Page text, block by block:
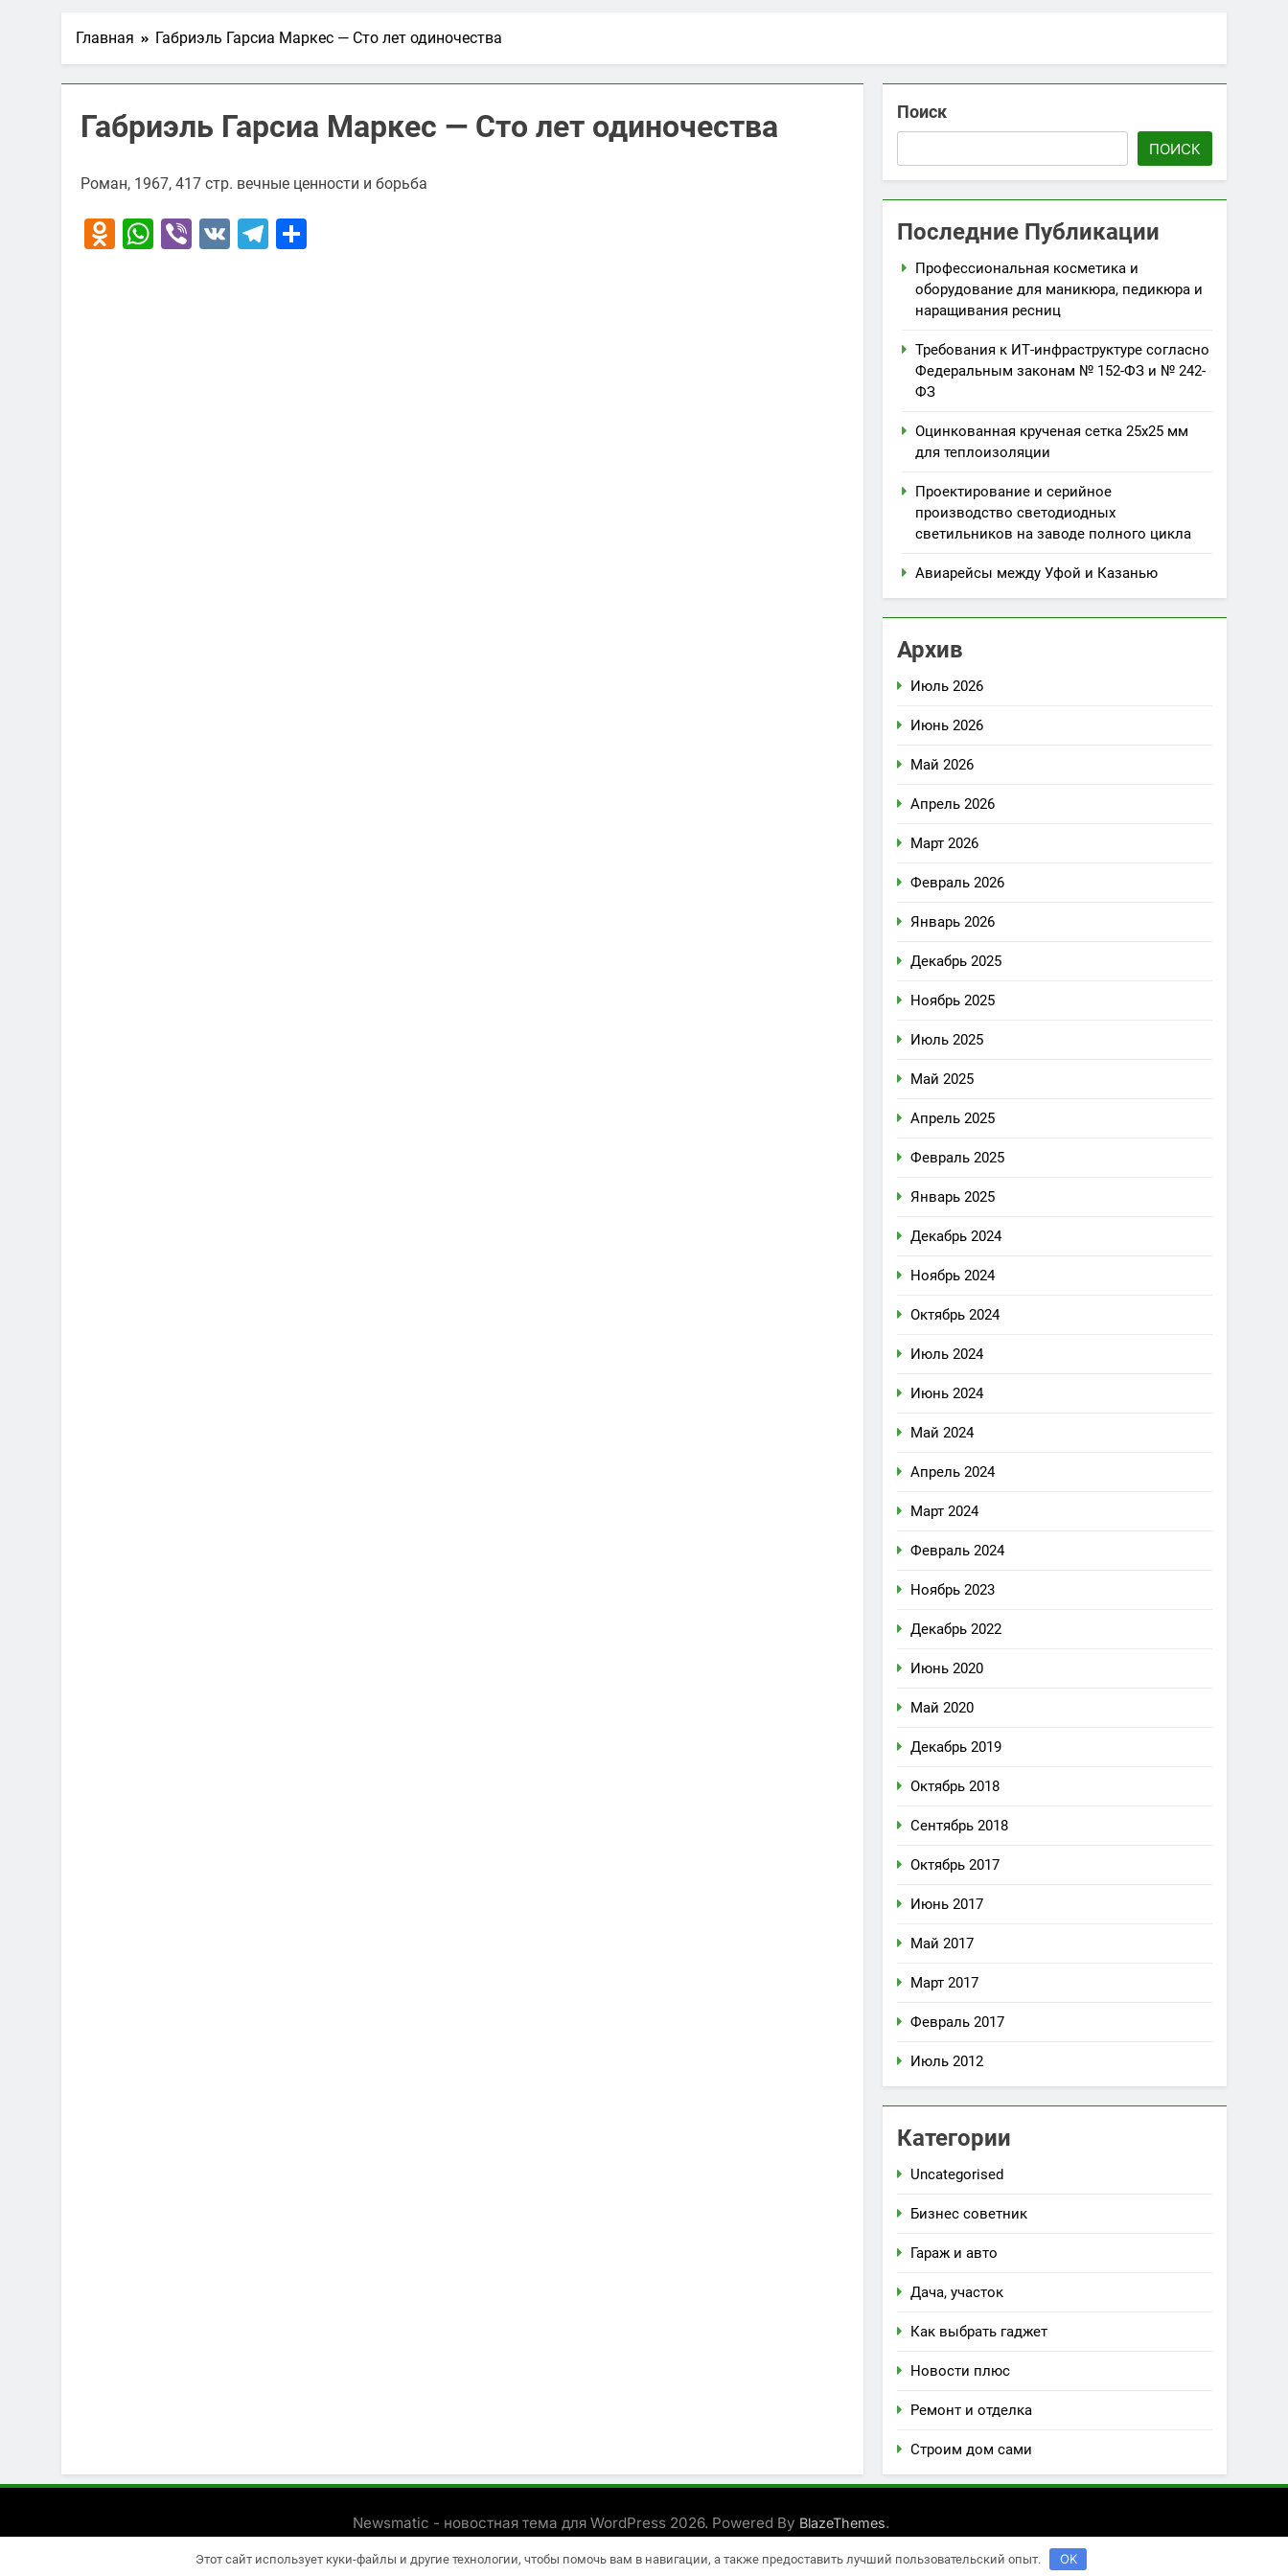
Главная Габриэль Гарсиа Маркес — Сто лет одиночества
Габриэль Гарсиа Маркес — Сто лет одиночества
Роман, 1967, 417 стр. вечные ценности и борьба
Odnoklassniki
WhatsApp
Viber
VK Telegram
Поиск
ПОИСК
Последние Публикации
Профессиональная косметика и
оборудование для маникюра, педикюра и
наращивания ресниц
Требования к ИТ-инфраструктуре согласно
Федеральным законам № 152-ФЗ и № 242-
ФЗ
Оцинкованная крученая сетка 25х25 мм
для теплоизоляции
Проектирование и серийное
производство светодиодных
светильников на заводе полного цикла
Авиарейсы между Уфой и Казанью
Архив
Июль 2026
Июнь 2026
Май 2026
Апрель 2026
Март 2026
Февраль 2026
Январь 2026
Декабрь 2025
Ноябрь 2025
Июль 2025
Май 2025
Апрель 2025
Февраль 2025
Январь 2025
Декабрь 2024
Ноябрь 2024
Октябрь 2024
Июль 2024
Июнь 2024
Май 2024
Апрель 2024
Март 2024
Февраль 2024
Ноябрь 2023
Декабрь 2022
Июнь 2020
Май 2020
Декабрь 2019
Октябрь 2018
Сентябрь 2018
Октябрь 2017
Июнь 2017
Май 2017
Март 2017
Февраль 2017
Июль 2012
Категории
Uncategorised
Бизнес советник
Гараж и авто
Дача, участок
Как выбрать гаджет
Новости плюс
Ремонт и отделка
Строим дом сами
Newsmatic - новостная тема для WordPress 2026. Powered By BlazeThemes.
Этот сайт использует куки-файлы и другие технологии, чтобы помочь вам в навигации, а также предоставить лучший пользовательский опыт. OK